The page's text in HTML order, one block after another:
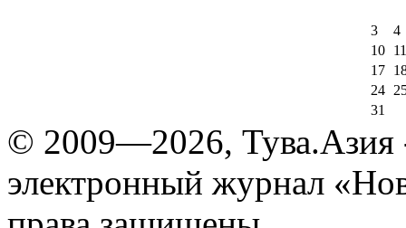
3
4
10
11
17
24
31
© 2009—2026, Тува.Азия
электронный журнал